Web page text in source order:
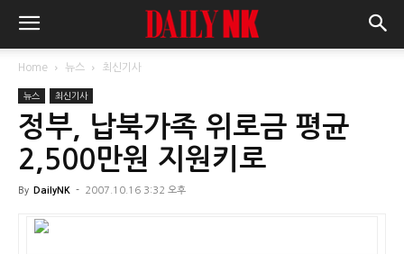
Home 뉴스 최신기사
뉴스 최신기사
정부, 납북가족 위로금 평균
2,500만원 지원키로
By DailyNK - 2007.10.16 3:32 오후